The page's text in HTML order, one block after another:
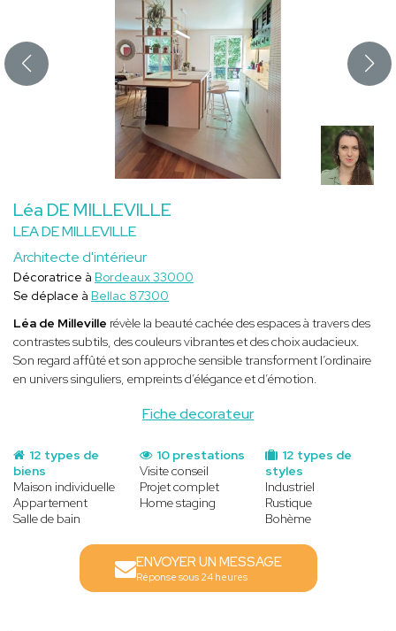
Léa DE MILLEVILLE
LEA DE MILLEVILLE
Architecte d'intérieur
Fiche decorateur
Décoratrice à Bordeaux 33000
Se déplace à Bellac 87300
Léa de Milleville révèle la beauté cachée des espaces à travers des
contrastes subtils, des couleurs vibrantes et des choix audacieux.
Son regard affûté et son approche sensible transforment l’ordinaire
en univers singuliers, empreints d’élégance et d’émotion.
12 types de
biens
Maison individuelle
Appartement
Salle de bain
12 types de
styles
Industriel
Rustique
Bohème
10 prestations
Visite conseil
Projet complet
Home staging
ENVOYER UN MESSAGE
Réponse sous 24 heures